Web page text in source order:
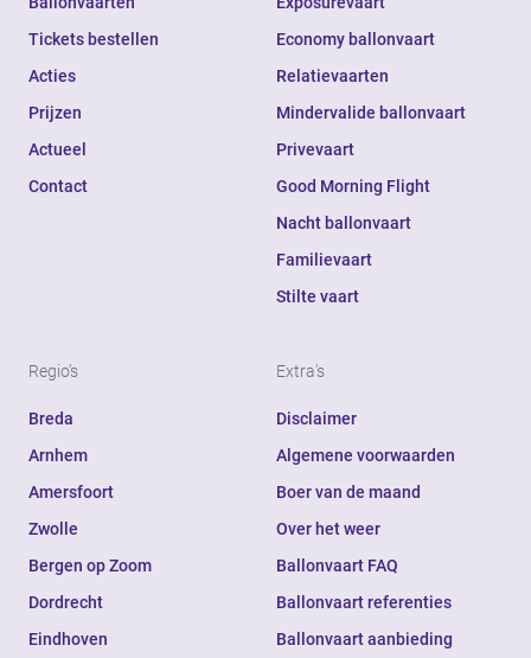
Tickets bestellen
Acties
Prijzen
Actueel
Contact
Economy ballonvaart
Relatievaarten
Mindervalide ballonvaart
Privevaart
Good Morning Flight
Nacht ballonvaart
Familievaart
Stilte vaart
Regio's
Breda
Arnhem
Amersfoort
Zwolle
Bergen op Zoom
Dordrecht
Eindhoven
Extra's
Disclaimer
Algemene voorwaarden
Boer van de maand
Over het weer
Ballonvaart FAQ
Ballonvaart referenties
Ballonvaart aanbieding